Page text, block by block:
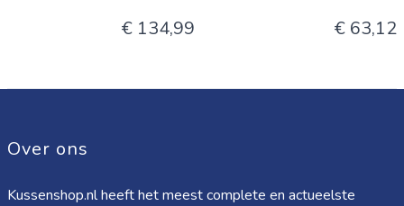
€ 134,99 € 63,12
Over ons
Kussenshop.nl heeft het meest complete en actueelste